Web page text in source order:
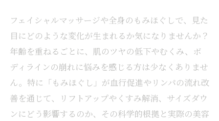
フェイシャルマッサージや全身のもみほぐしで、見た
目にどのような変化が生まれるか気になりませんか？
年齢を重ねるごとに、肌のツヤの低下やむくみ、ボ
ディラインの崩れに悩みを感じる方は少なくありませ
ん。特に「もみほぐし」が血行促進やリンパの流れ改
善を通じて、リフトアップやくすみ解消、サイズダウ
ンにどう影響するのか、その科学的根拠と実際の美容